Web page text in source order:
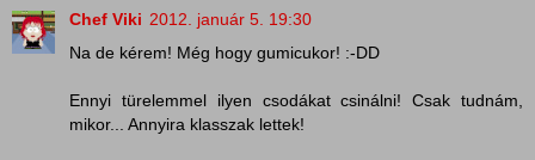
Chef Viki 2012. január 5. 19:30
Na de kérem! Még hogy gumicukor! :-DD
Ennyi türelemmel ilyen csodákat csinálni! Csak tudnám,
mikor... Annyira klasszak lettek!